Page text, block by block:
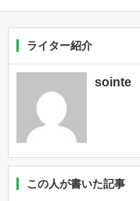
ライター紹介
sointe
この人が書いた記事